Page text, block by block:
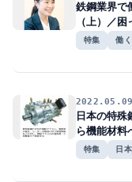
鉄鋼業界で
（上）／
特集 働く
2022.05.09
日本の特殊
ら機能材料
特集 日